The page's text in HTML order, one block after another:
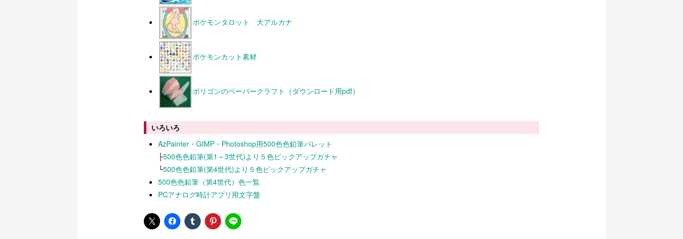
ポケモンタロット 大アルカナ
ポケモンカット素材
ポリゴンのペーパークラフト（ダウンロード用pdf）
いろいろ
AzPainter・GIMP・Photoshop用500色色鉛筆パレット
├500色色鉛筆(第1～3世代)より５色ピックアップガチャ
└500色色鉛筆(第4世代)より５色ピックアップガチャ
500色色鉛筆（第4世代）色一覧
PCアナログ時計アプリ用文字盤